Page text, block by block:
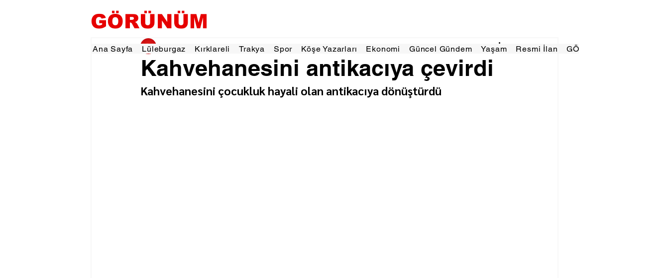
GÖRÜNÜM
Ana Sayfa Lüleburgaz Kırklareli Trakya Spor Köşe Yazarları Ekonomi Güncel Gündem Yaşam Resmi İlan GÖRÜNÜMTV
Kahvehanesini antikacıya çevirdi
gorunumhaber 14 Eki 20252 dakikada okunur
Kahvehanesini çocukluk hayali olan antikacıya dönüştürdü